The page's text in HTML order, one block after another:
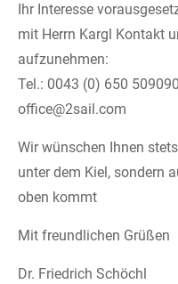
Ihr Interesse
mit Herrn Kargl Kontakt
aufzunehmen:
Tel.: 0043 (0) 650
office@2sail.com
Wir wünschen Ihnen
unter dem Kiel, sondern
oben kommt
Mit freundlichen Grüßen
Dr. Friedrich Schöchl